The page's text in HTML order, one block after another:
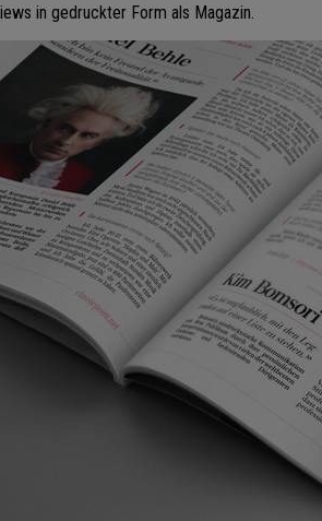
in gedruckter Form als Magazin.